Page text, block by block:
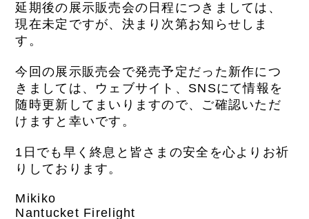
延期後の展示販売会の日程につきましては、
現在未定ですが、 決まり次第お知らせしま
す。
今回の展示販売会で発売予定だった新作につ
きましては、 ウェブサイト、 SNSにて情報を
随時更新してまいりますので、 ご確認いただ
けますと幸いです。
1 日でも早く終息と皆さまの安全を心よりお祈
りしております。
Mikiko
Nantucket Firelight